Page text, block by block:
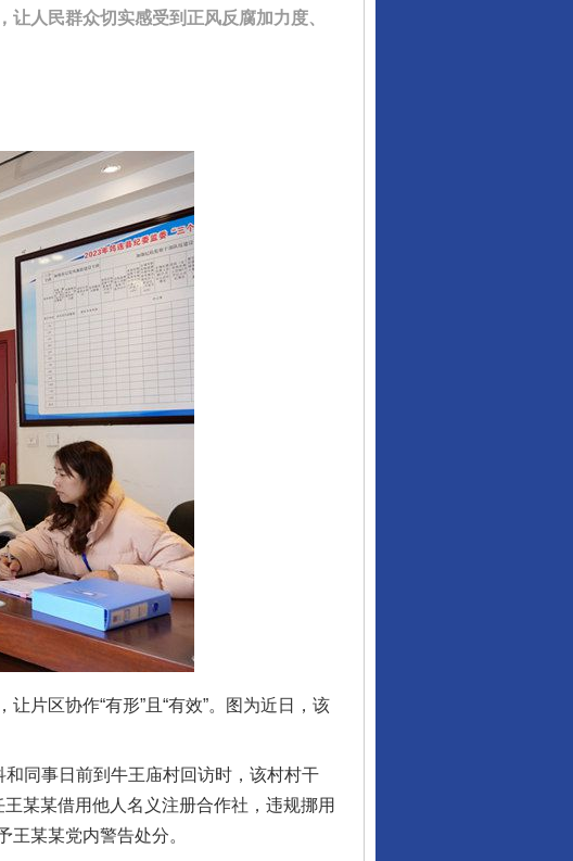
人民群众切实感受到正风反腐加力度、
片区协作“有形”且“有效”。图为近日，该
同事日前到牛王庙村回访时，该村村干
某某借用他人名义注册合作社，违规挪用
某某党内警告处分。